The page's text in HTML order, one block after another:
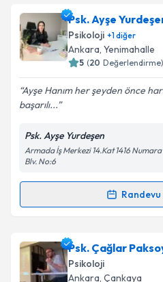
takvim hazırlandığında
E-posta Adresiniz
kapsamda
Takvim
Psk. Ayşe
Psikoloji +1diğer
Ankara, Yenimahalle
5 (20 Değerlendirme)
Ayşe Hanım her şeyden önce
başarılı...
Psk. Ayşe Yurdeşen
Armada İş Merkezi 14.Kat 1416
Blv. No:6
Randevu Takvimi
Psk. Ayşe Yurdeşeniçin
oluşturun. Size bu
takvim hazırlandığında e-
Psk. Çağlar
Psikoloji
Ankara, Çankaya